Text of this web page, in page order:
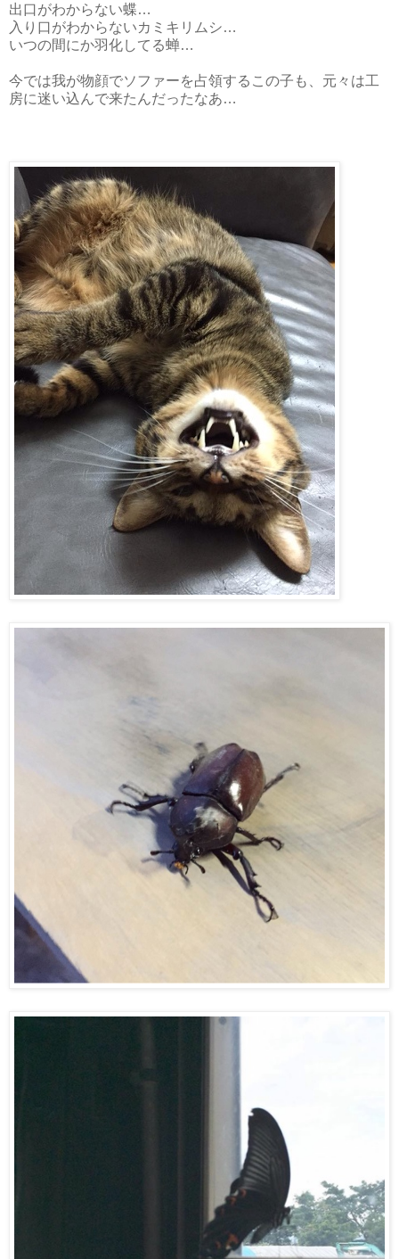
出口がわからない蝶…
入り口がわからないカミキリムシ…
いつの間にか羽化してる蝉…
今では我が物顔でソファーを占領するこの子も、元々は工
房に迷い込んで来たんだったなあ…